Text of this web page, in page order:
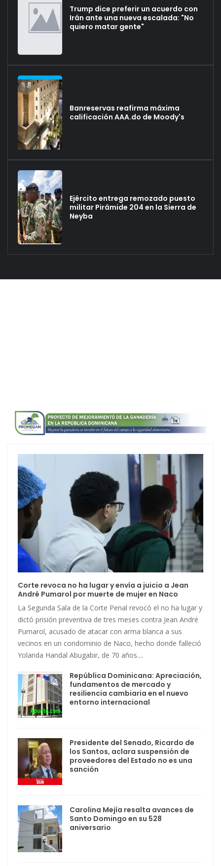
Trump dice preferir un acuerdo con
Irán ante una nueva escalada: "No
quiero matar gente"
Banreservas reafirma máxima
calificación AAA.do de Moody's
Ejército entrega remozado puesto
militar Pirámide 204 en la Sierra de
Neyba
Corte revoca no ha lugar y envía a juicio a Jean
André Pumarol por muerte de mujer en Naco
La Segunda Sala de la Corte Penal revocó el no ha lugar y
dictó prisión preventiva de tres meses contra Jean André
Pumarol, acusado de atacar con arma blanca a sus
vecinos en un condominio de Naco, hecho donde falleció
Yolanda Handal Abugabir, de 70 años....
República Dominicana: Apreciación,
fundamentos de mercado y
resiliencia cambiaria en el nuevo
entorno internacional
Presidente del Senado, Ricardo de
los Santos, aclara suspensión de
proveedores del Estado no es una
sanción
Carolina Mejía resalta avances de
Santo Domingo en su 528
aniversario